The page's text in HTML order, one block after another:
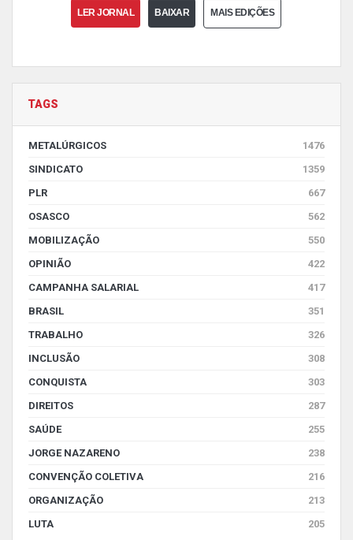
LER JORNAL BAIXAR MAIS EDIÇÕES
TAGS
METALÚRGICOS
1476
SINDICATO
1359
PLR
667
OSASCO
562
MOBILIZAÇÃO
550
OPINIÃO
422
CAMPANHA SALARIAL
417
BRASIL
351
TRABALHO
326
INCLUSÃO
308
CONQUISTA
303
DIREITOS
287
SAÚDE
255
JORGE NAZARENO
238
CONVENÇÃO COLETIVA
216
ORGANIZAÇÃO
213
LUTA
205